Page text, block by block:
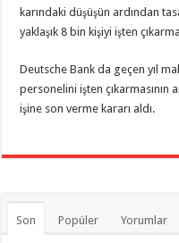
karındaki düşüşün ardından
yaklaşık 8 bin kişiyi işten
Deutsche Bank da geçen yıl
personelini işten çıkarmasının
işine son verme kararı aldı.
Son Popüler Yorumlar